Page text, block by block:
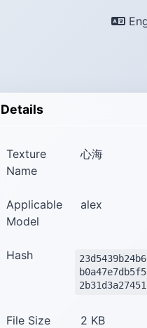
Details
Texture
Name
心海
Applicable
Model
alex
Hash
File Size 2 KB